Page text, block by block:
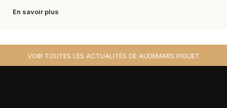
En savoir plus
VOIR TOUTES LES ACTUALITÉS DE AUDEMARS PIGUET